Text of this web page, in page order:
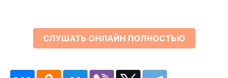
СЛУШАТЬ ОНЛАЙН ПОЛНОСТЬЮ